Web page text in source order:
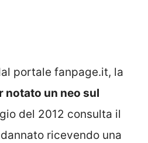
portale fanpage.it, la
notato un neo sul
del 2012 consulta il
ricevendo una